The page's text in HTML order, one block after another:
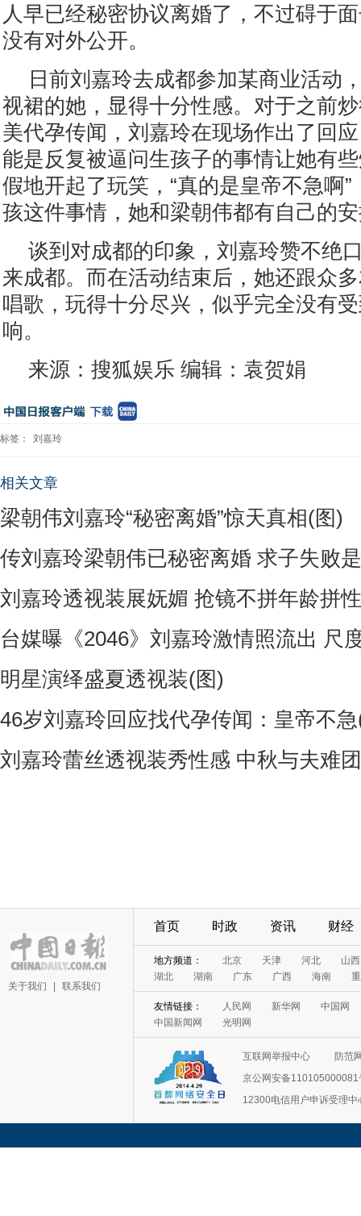
人早已经秘密协议离婚了，不过碍于
没有对外公开。
日前刘嘉玲去成都参加某商业活动
视裙的她，显得十分性感。对于之前
美代孕传闻，刘嘉玲在现场作出了回
能是反复被逼问生孩子的事情让她有
假地开起了玩笑，“真的是皇帝不急啊
孩这件事情，她和梁朝伟都有自己的
谈到对成都的印象，刘嘉玲赞不绝
来成都。而在活动结束后，她还跟众
唱歌，玩得十分尽兴，似乎完全没有
响。
来源：搜狐娱乐 编辑：袁贺娟
标签： 刘嘉玲
相关文章
梁朝伟刘嘉玲“秘密离婚”惊天真相(图)
传刘嘉玲梁朝伟已秘密离婚 求子失败
刘嘉玲透视装展妩媚 抢镜不拼年龄拼
台媒曝《2046》刘嘉玲激情照流出 尺
明星演绎盛夏透视装(图)
46岁刘嘉玲回应找代孕传闻：皇帝不
刘嘉玲蕾丝透视装秀性感 中秋与夫难
关于我们 联系我们
首页 时政 资讯 财经
地方频道： 北京 天津 河北
山西
湖北
湖南 广东 广西 海南
友情链接： 人民网 新华网
中国网
中国新闻网
光明网
互联网举报中心
防范
京公网安备110105000081
12300电信用户申诉受理中